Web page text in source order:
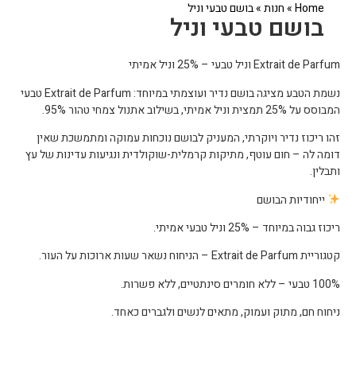
Home
»חנות»בושם טבעי וניל
בושם טבעי וניל
Extrait de Parfum וניל טבעי – 25% וניל אמיתי
נשמת הטבע מציגה בושם נדיר ועוצמתי במיוחד: Extrait de Parfum טבעי
המבוסס על 25% תמצית וניל אמיתי, בשילוב אתנול צמחי טהור 95%.
זהו ריכוז נדיר ויוקרתי, המעניק לבושם נוכחות עמוקה ומתמשכת שאין
דומה לה – חום עוטף, מתיקות קרמלית-שוקולדית ונגיעות עדינות של עץ
ותבלין.
ייחודיות הבושם
ריכוז גבוה במיוחד – 25% וניל טבעי אמיתי.
קטגוריית Extrait de Parfum – הניחוח נשאר שעות ארוכות על העור.
100% טבעי – ללא חומרים סינתטיים, ללא פשרות.
ניחוח חם, מתוק ועמוק, מתאים לנשים ולגברים כאחד.